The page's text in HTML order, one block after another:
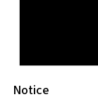
Notice